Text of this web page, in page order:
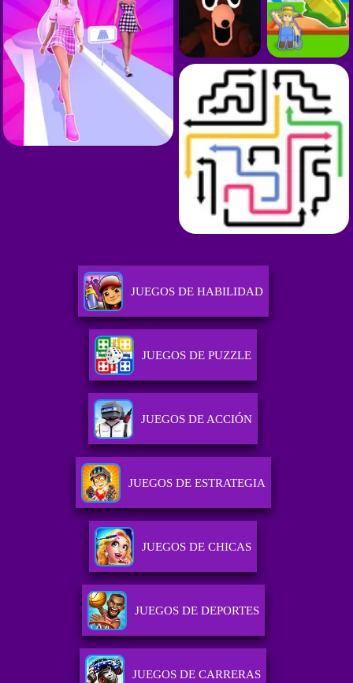
JUEGOS DE HABILIDAD
JUEGOS DE PUZZLE
JUEGOS DE ACCIÓN
JUEGOS DE ESTRATEGIA
JUEGOS DE CHICAS
JUEGOS DE DEPORTES
JUEGOS DE CARRERAS